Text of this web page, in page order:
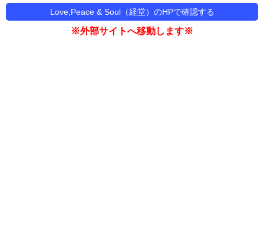
Love,Peace & Soul（経堂）のHPで確認する
※外部サイトへ移動します※